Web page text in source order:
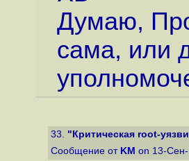
Думаю,
сама, или
33. "Критическая root-
Сообщение от KM on 13-